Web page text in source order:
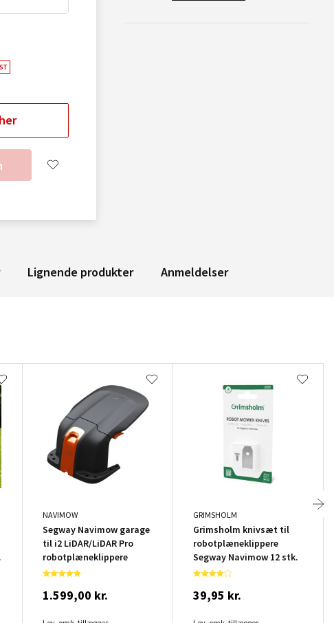
Lignende produkter Anmeldelser
NAVIMOW
Segway Navimow garage
til i2 LiDAR/LiDAR Pro
robotplæneklippere
1.599,00 kr.
GRIMSHOLM
Grimsholm knivsæt til
robotplæneklippere
Segway Navimow 12 stk.
39,95 kr.